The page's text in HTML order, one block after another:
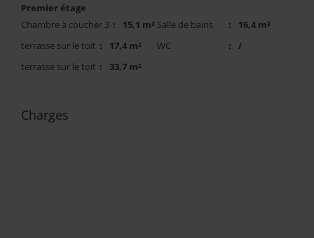
Premier étage
Chambre à coucher 3 : 15,1 m² Salle de bains :
16,4 m²
terrasse sur le toit : 17,4 m² WC :
/
terrasse sur le toit : 33,7 m²
Charges